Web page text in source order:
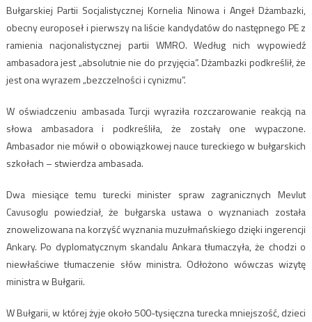
Bułgarskiej Partii Socjalistycznej Kornelia Ninowa i Angeł Dżambazki,
obecny europoseł i pierwszy na liście kandydatów do następnego PE z
ramienia nacjonalistycznej partii WMRO. Według nich wypowiedź
ambasadora jest „absolutnie nie do przyjęcia”. Dżambazki podkreślił, że
jest ona wyrazem „bezczelności i cynizmu”.
W oświadczeniu ambasada Turcji wyraziła rozczarowanie reakcją na
słowa ambasadora i podkreśliła, że zostały one wypaczone.
Ambasador nie mówił o obowiązkowej nauce tureckiego w bułgarskich
szkołach – stwierdza ambasada.
Dwa miesiące temu turecki minister spraw zagranicznych Mevlut
Cavusoglu powiedział, że bułgarska ustawa o wyznaniach została
znowelizowana na korzyść wyznania muzułmańskiego dzięki ingerencji
Ankary. Po dyplomatycznym skandalu Ankara tłumaczyła, że chodzi o
niewłaściwe tłumaczenie słów ministra. Odłożono wówczas wizytę
ministra w Bułgarii.
W Bułgarii, w której żyje około 500-tysięczna turecka mniejszość, dzieci